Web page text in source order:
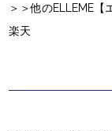
＞＞他のELLEME【
楽天